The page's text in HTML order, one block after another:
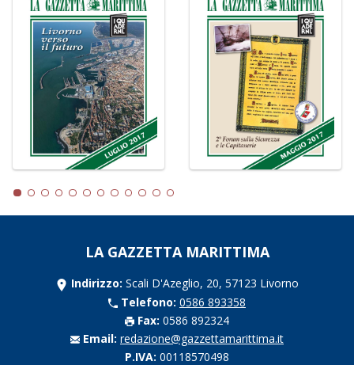
LA GAZZETTA MARITTIMA
Indirizzo: Scali D'Azeglio, 20, 57123 Livorno
Telefono: 0586 893358
Fax: 0586 892324
Email: redazione@gazzettamarittima.it
P.IVA: 00118570498